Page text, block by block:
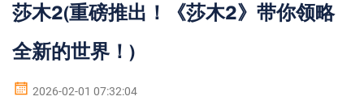
莎木2(重磅推出！《莎木2》带你领略
全新的世界！)
2026-02-01 07:32:04